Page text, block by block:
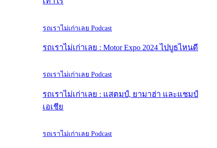
รถเราไม่เก่าเลย Podcast
รถเราไม่เก่าเลย : Motor Expo 2024 ไปบูธไหนดี
รถเราไม่เก่าเลย Podcast
รถเราไม่เก่าเลย : แสตมป์, ยามาฮ่า และแชมป์
เอเชีย
รถเราไม่เก่าเลย Podcast